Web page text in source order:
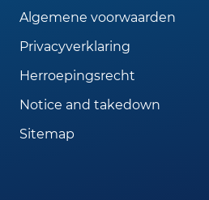
Algemene voorwaarden
Privacyverklaring
Herroepingsrecht
Notice and takedown
Sitemap